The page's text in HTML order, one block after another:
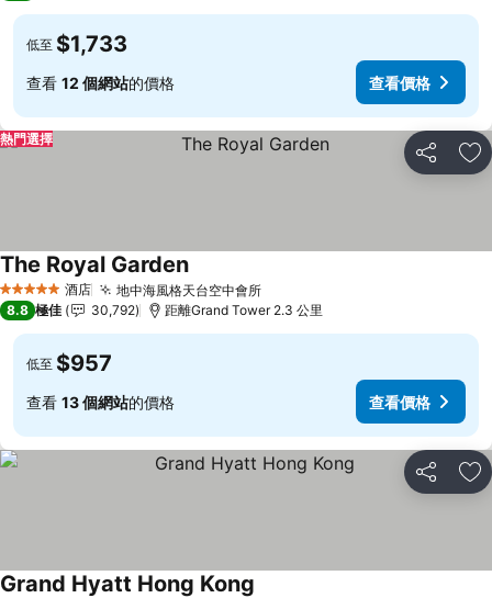
低至 $1,733
查看 12 個網站的價格 查看價格
分享 放
熱門選擇
5 星級 酒店 地中海風格天台空中會所
The Royal Garden
8.8 極佳 30,792 距離Grand Tower 2.3 公里
低至 $957
查看 13 個網站的價格 查看價格
分享 放
Grand Hyatt Hong Kong